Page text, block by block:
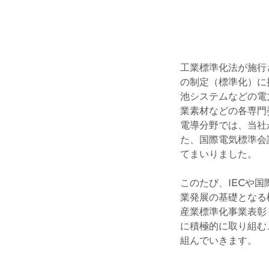
工業標準化法が施
の制定（標準化）
池システムなどの
業素材などの各専
電導分野では、当
た、国際電気標準
てまいりました。
このたび、IECや国
業発展の基礎とな
産業標準化事業表
に積極的に取り組
組んでいきます。